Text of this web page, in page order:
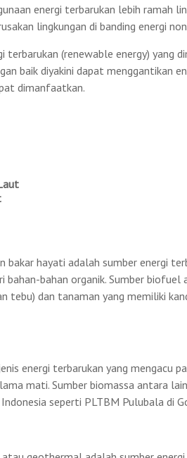
energi terbarukan lebih ramah
lingkungan di banding energi
terbarukan (renewable energy) yang
baik diyakini dapat menggantikan
dimanfaatkan.
bakar hayati adalah sumber energi
bahan-bahan organik. Sumber
tebu) dan tanaman yang memiliki
energi terbarukan yang mengacu
mati. Sumber biomassa antara
seperti PLTBM Pulubala di